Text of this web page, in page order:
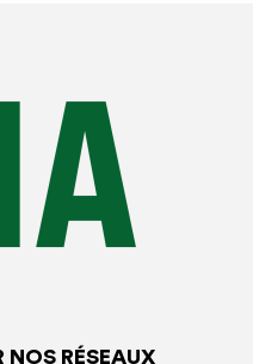
NOS RÉSEAUX